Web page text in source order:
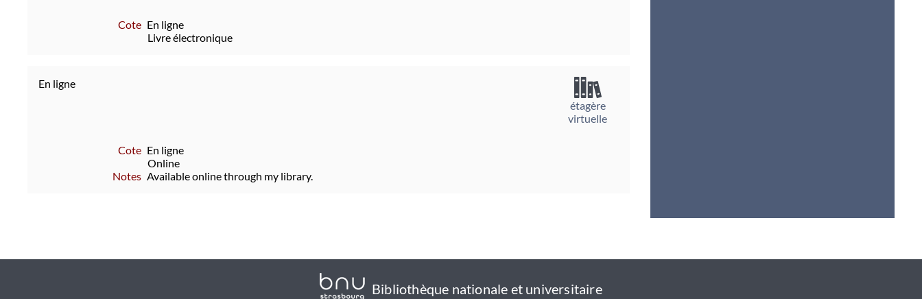
Cote En ligne
Livre électronique
En ligne
Cote En ligne
Online
Notes Available online through my library.
étagère
virtuelle
Bibliothèque nationale et universitaire